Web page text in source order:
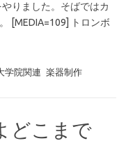
りました。そばではカ
[MEDIA=109] トロンボ
学院関連 楽器制作
どこまで